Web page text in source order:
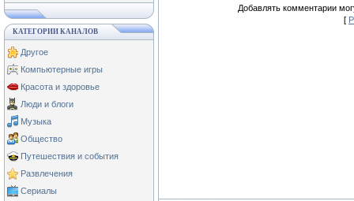
КАТЕГОРИИ КАНАЛОВ
Другое
Компьютерные игры
Красота и здоровье
Люди и блоги
Музыка
Общество
Путешествия и события
Развлечения
Сериалы
Добавлять комментарии
[